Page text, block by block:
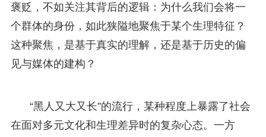
褒贬，不如关注其背后的逻辑：为什么我们会将一
个群体的身份，如此狭隘地聚焦于某个生理特征？
这种聚焦，是基于真实的理解，还是基于历史的偏
见与媒体的建构？
“黑人又大又长”的流行，某种程度上暴露了社会
在面对多元文化和生理差异时的复杂心态。一方